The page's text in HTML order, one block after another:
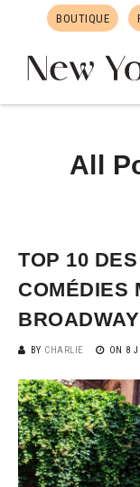
BOUTIQUE
All
TOP 10
COMÉDIES
BY CHARLIE ON 8